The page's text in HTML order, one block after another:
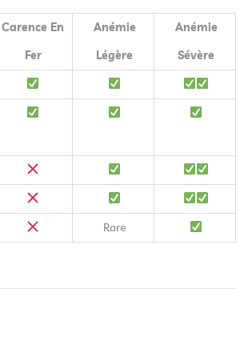
Carence En
Fer
Anémie
Légère
Anémie
Sévère
Rare